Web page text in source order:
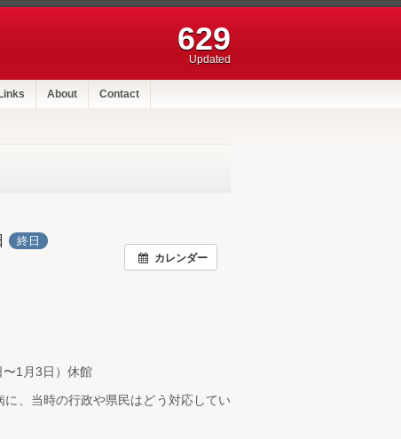
629
Updated
Links About Contact
カレンダー
終日
1月3日）休館
、当時の行政や県民はどう対応してい